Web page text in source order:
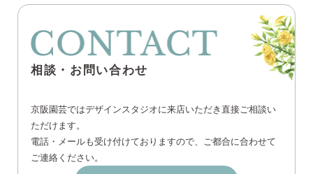
相談・お問い合わせ
京阪園芸ではデザインスタジオに来店いただき直接ご相談い
ただけます。
電話・メールも受け付けておりますので、ご都合に合わせて
ご連絡ください。